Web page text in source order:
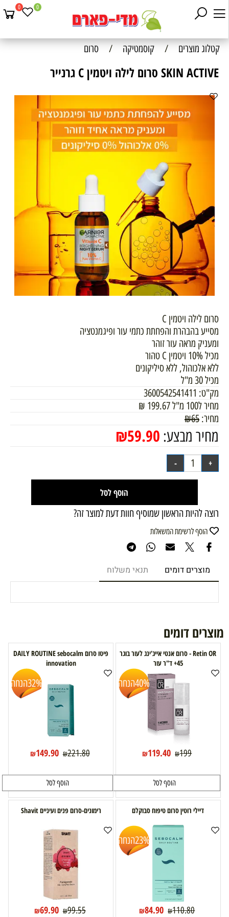
0 0
קטלוג מוצרים / קוסמטיקה / סרום
SKIN ACTIVE סרום לילה ויטמין C גרנייר
סרום לילה ויטמין C
מסייע בהבהרת והפחתת כתמי עור ופיגמנטציה
ומעניק מראה עור זוהר
מכיל 10% ויטמין C טהור
ללא אלכוהול, ללא סיליקונים
מכיל 30 מ"ל
מק"ט: 3600542541411
מחיר ל100 מ"ל
199.67
₪
מחיר:
₪65
מחיר מבצע: ₪59.90
הוסף לסל
רוצה להיות הראשון שמוסיף חוות דעת למוצר זה?
הוסף לרשימת המשאלות
מוצרים דומים תנאי משלוח
מוצרים דומים
Retin OR - סרום אנטי אייג'ינג לעור בוגר
45+ ד"ר עור
40%הנחה
₪199
₪119.40
הוסף לסל
פיטו סרום DAILY ROUTINE sebocalm
innovation
32%הנחה
₪221.80
₪149.90
הוסף לסל
דיילי רוטין סרום טיפוח סבוקלם
23%הנחה
₪110.80
₪84.90
רימונים-סרום פנים ועיניים Shavit
₪99.55
₪69.90